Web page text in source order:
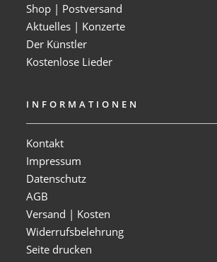
Shop | Postversand
Aktuelles | Konzerte
Der Künstler
Kostenlose Lieder
INFORMATIONEN
Kontakt
Impressum
Datenschutz
AGB
Versand | Kosten
Widerrufsbelehrung
Seite drucken